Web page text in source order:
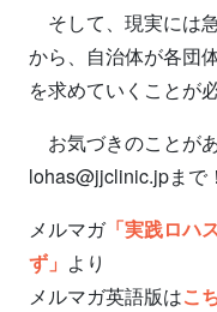
そして、現実には
から、自治体が各団
を求めていくことが
お気づきのことが
lohas@jjclinic.jpまで！
メルマガ「実践ロハ
ず」 より
メルマガ英語版はこ